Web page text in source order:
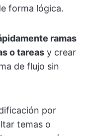
forma lógica.
ramas
o tareas y crear
de flujo sin
por
temas o